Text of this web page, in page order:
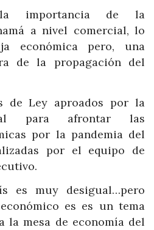
importancia de la
a nivel comercial, lo
económica pero, una
de la propagación del
de Ley aproados por la
para afrontar las
por la pandemia del
por el equipo de
es muy desigual…pero
es es un tema
la mesa de economía del